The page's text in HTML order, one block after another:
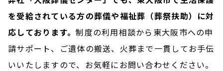
を受給されている方の葬儀や福祉葬（葬祭扶助）に対
応しております。制度の利用相談から東大阪市への申
請サポート、ご遺体の搬送、火葬まで一貫してお手伝
いいたしますので、お気軽にお問い合わせください。